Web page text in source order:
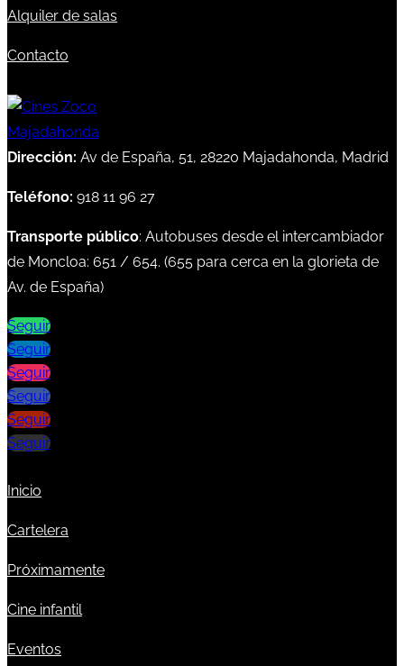
Alquiler de salas
Contacto
Dirección: Av de España, 51, 28220 Majadahonda, Madrid
Teléfono: 918 11 96 27
Transporte público: Autobuses desde el intercambiador
de Moncloa: 651 / 654. (655 para cerca en la glorieta de
Av. de España)
Seguir
Seguir
Seguir
Seguir
Seguir
Seguir
Inicio
Cartelera
Próximamente
Cine infantil
Eventos